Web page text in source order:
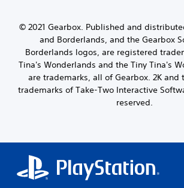
© 2021 Gearbox. Published and
and Borderlands, and the Gearbox
Borderlands logos, are registered
Tina's Wonderlands and the Tiny Tina's
are trademarks, all of Gearbox. 2K and
trademarks of Take-Two Interactive
reserved.